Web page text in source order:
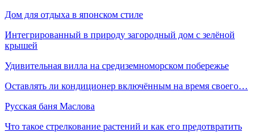
Дом для отдыха в японском стиле
Интегрированный в природу загородный дом с зелёной
крышей
Удивительная вилла на средиземноморском побережье
Оставлять ли кондиционер включённым на время своего…
Русская баня Маслова
Что такое стрелкование растений и как его предотвратить